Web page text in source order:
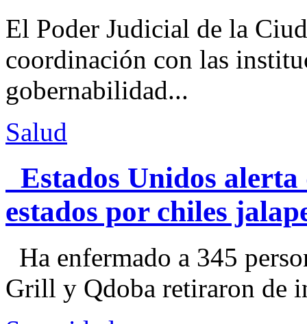
El Poder Judicial de la
coordinación con las
gobernabilidad...
Salud
Estados Unidos alerta
estados por chiles
Ha enfermado a 345
Grill y Qdoba retiraron de